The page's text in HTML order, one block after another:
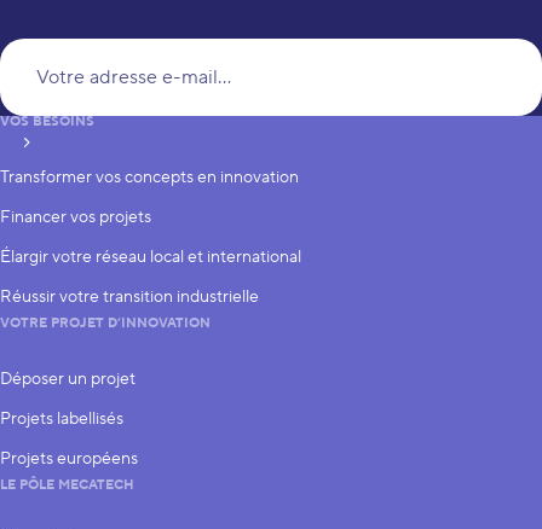
S’inscrire
VOS BESOINS
Transformer vos concepts en innovation
Financer vos projets
Élargir votre réseau local et international
Réussir votre transition industrielle
VOTRE PROJET D’INNOVATION
Déposer un projet
Projets labellisés
Projets européens
LE PÔLE MECATECH